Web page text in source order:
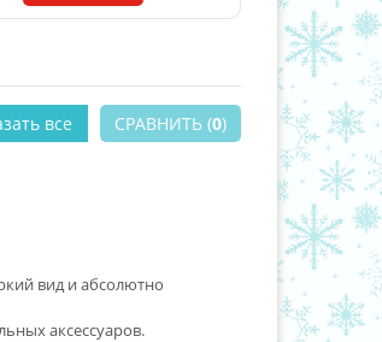
СРАВНИТЬ (0)
все
вид и абсолютно
аксессуаров.